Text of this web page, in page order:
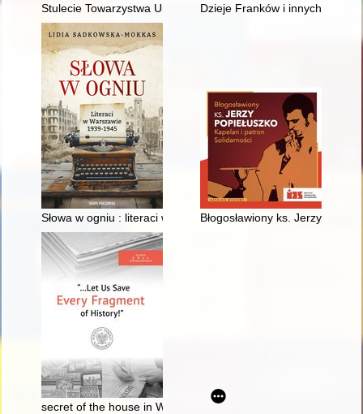
Stulecie Towarzystwa Urbanistów Polskich 1923-2023
Dzieje Franków i innych
Słowa w ogniu : literaci w Warszawie 1939-1945
Błogosławiony ks. Jerzy
secret of the house in Włochy